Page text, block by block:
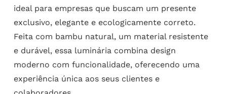
ideal para empresas que buscam um presente
exclusivo, elegante e ecologicamente correto.
Feita com bambu natural, um material resistente
e durável, essa luminária combina design
moderno com funcionalidade, oferecendo uma
experiência única aos seus clientes e